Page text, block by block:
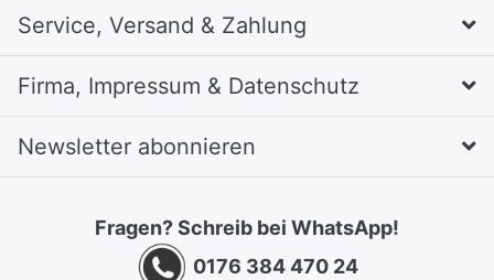
Service, Versand & Zahlung
Firma, Impressum & Datenschutz
Newsletter abonnieren
Fragen? Schreib bei WhatsApp!
0176 384 470 24